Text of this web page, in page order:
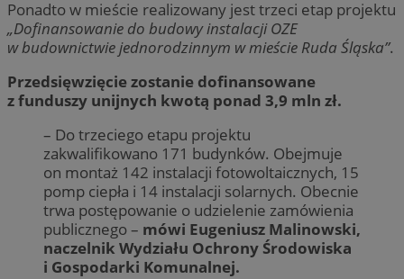
Ponadto w mieście realizowany jest trzeci etap projektu
„Dofinansowanie do budowy instalacji OZE
w budownictwie jednorodzinnym w mieście Ruda Śląska”.
Przedsięwzięcie zostanie dofinansowane
z funduszy unijnych kwotą ponad 3,9 mln zł.
– Do trzeciego etapu projektu
zakwalifikowano 171 budynków. Obejmuje
on montaż 142 instalacji fotowoltaicznych, 15
pomp ciepła i 14 instalacji solarnych. Obecnie
trwa postępowanie o udzielenie zamówienia
publicznego – mówi Eugeniusz Malinowski,
naczelnik Wydziału Ochrony Środowiska
i Gospodarki Komunalnej.